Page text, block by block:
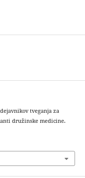
tveganja za
družinske medicine.